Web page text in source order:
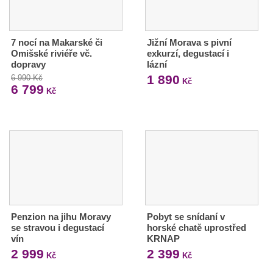
7 nocí na Makarské či
Omišské riviéře vč.
dopravy
6 990 Kč
6 799 Kč
Jižní Morava s pivní
exkurzí, degustací i
lázní
1 890 Kč
Penzion na jihu Moravy
se stravou i degustací
vín
2 999 Kč
Pobyt se snídaní v
horské chatě uprostřed
KRNAP
2 399 Kč